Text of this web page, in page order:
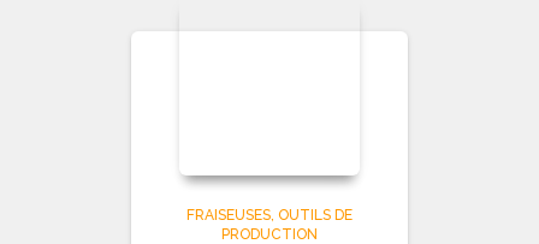
FRAISEUSES OUTILS DE
PRODUCTION